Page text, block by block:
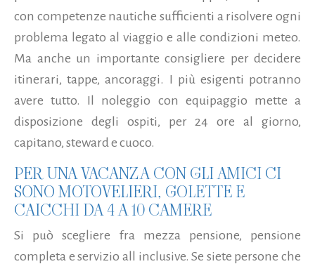
con competenze nautiche sufficienti a risolvere ogni
problema legato al viaggio e alle condizioni meteo.
Ma anche un importante consigliere per decidere
itinerari, tappe, ancoraggi. I più esigenti potranno
avere tutto. Il noleggio con equipaggio mette a
disposizione degli ospiti, per 24 ore al giorno,
capitano, steward e cuoco.
PER UNA VACANZA CON GLI AMICI CI
SONO MOTOVELIERI, GOLETTE E
CAICCHI DA 4 A 10 CAMERE
Si può scegliere fra mezza pensione, pensione
completa e servizio all inclusive. Se siete persone che